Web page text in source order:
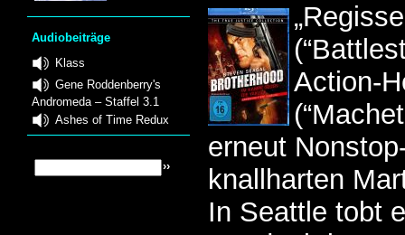
Audiobeiträge
Klass
Gene Roddenberry's
Andromeda – Staffel 3.1
Ashes of Time Redux
Action-
erneut
knallharten
In Seattle tobt